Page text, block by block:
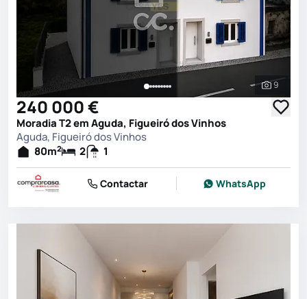
Ver
9
240 000 €
Moradia T2 em Aguda, Figueiró dos Vinhos
Aguda, Figueiró dos Vinhos
80m2 2 1
Contactar WhatsApp